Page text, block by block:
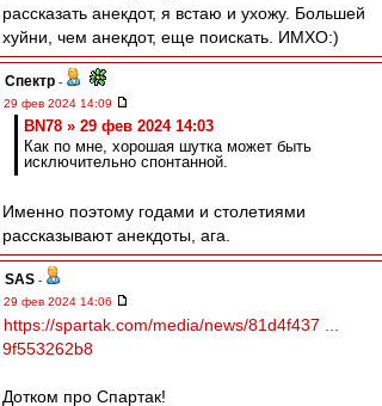
рассказать анекдот, я встаю и ухожу. Большей
хуйни, чем анекдот, еще поискать. ИМХО:)
Спектр -
29 фев 2024 14:09
BN78 » 29 фев 2024 14:03
Как по мне, хорошая шутка может быть
исключительно спонтанной.
Именно поэтому годами и столетиями
рассказывают анекдоты, ага.
SAS -
29 фев 2024 14:06
https://spartak.com/media/news/81d4f437 ...
9f553262b8
Дотком про Спартак!